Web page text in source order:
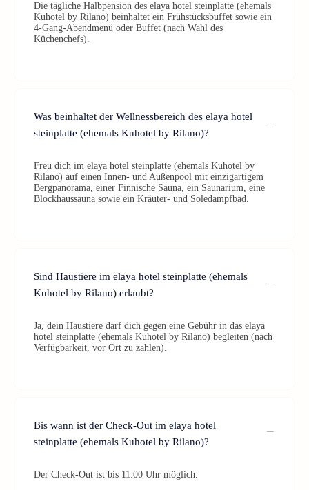
Die tägliche Halbpension des elaya hotel steinplatte (ehemals
Kuhotel by Rilano) beinhaltet ein Frühstücksbuffet sowie ein
4-Gang-Abendmenü oder Buffet (nach Wahl des
Küchenchefs).
Was beinhaltet der Wellnessbereich des elaya hotel
steinplatte (ehemals Kuhotel by Rilano)?
Freu dich im elaya hotel steinplatte (ehemals Kuhotel by
Rilano) auf einen Innen- und Außenpool mit einzigartigem
Bergpanorama, einer Finnische Sauna, ein Saunarium, eine
Blockhaussauna sowie ein Kräuter- und Soledampfbad.
Sind Haustiere im elaya hotel steinplatte (ehemals
Kuhotel by Rilano) erlaubt?
Ja, dein Haustiere darf dich gegen eine Gebühr in das elaya
hotel steinplatte (ehemals Kuhotel by Rilano) begleiten (nach
Verfügbarkeit, vor Ort zu zahlen).
Bis wann ist der Check-Out im elaya hotel
steinplatte (ehemals Kuhotel by Rilano)?
Der Check-Out ist bis 11:00 Uhr möglich.